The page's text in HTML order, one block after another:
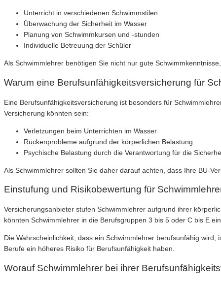
Unterricht in verschiedenen Schwimmstilen
Überwachung der Sicherheit im Wasser
Planung von Schwimmkursen und -stunden
Individuelle Betreuung der Schüler
Als Schwimmlehrer benötigen Sie nicht nur gute
Warum eine Berufsunfähigkeitsversicherung für
Eine Berufsunfähigkeitsversicherung ist besonders für
Versicherung könnten sein:
Verletzungen beim Unterrichten im Wasser
Rückenprobleme aufgrund der körperlichen Belastung
Psychische Belastung durch die Verantwortung für die
Als Schwimmlehrer sollten Sie daher darauf achten, dass Ihre BU-
Einstufung und Risikobewertung für
Versicherungsanbieter stufen Schwimmlehrer aufgrund ihrer
könnten Schwimmlehrer in die Berufsgruppen 3 bis 5 oder C bis E
Die Wahrscheinlichkeit, dass ein Schwimmlehrer berufsunfähig
Berufe ein höheres Risiko für Berufsunfähigkeit haben.
Worauf Schwimmlehrer bei ihrer